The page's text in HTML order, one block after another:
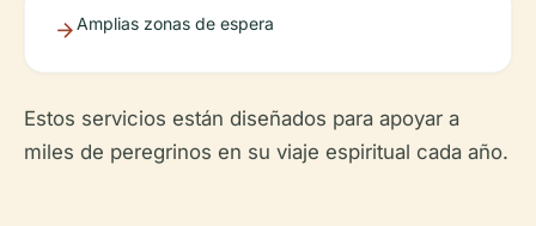
Amplias zonas de espera
Estos servicios están diseñados para apoyar a
miles de peregrinos en su viaje espiritual cada año.